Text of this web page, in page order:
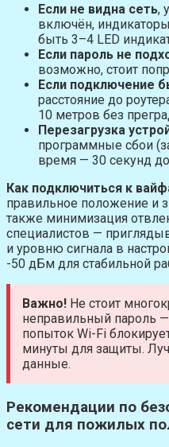
Если не видна сеть,
включён,
быть 3–4 LED
Если пароль не
возможно, стоит
Если подключение
расстояние до
10 метров без
Перезагрузка
программные сбои
время — 30 секунд
Как подключиться к
правильное положение и
также минимизация
специалистов —
и уровню сигнала в
-50 дБм для стабильной
Важно! Не стоит
неправильный пароль
попыток Wi-Fi
минуты для защиты.
данные.
Рекомендации по
сети для пожилых